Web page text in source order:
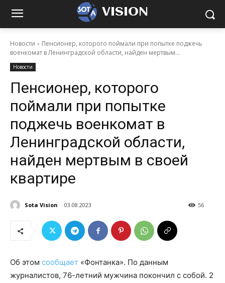
VISION
Новости
Пенсионер, которого поймали при попытке поджечь
военкомат в Ленинградской области, найден мертвым...
Новости
Пенсионер, которого
поймали при попытке
поджечь военкомат в
Ленинградской области,
найден мертвым в своей
квартире
Sota Vision 03.08.2023 56
Об этом сообщает «Фонтанка». По данным
журналистов, 76-летний мужчина покончил с собой. 2